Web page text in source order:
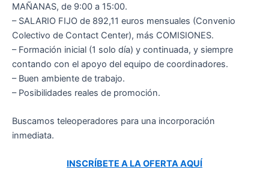
MAÑANAS, de 9:00 a 15:00.
– SALARIO FIJO de 892,11 euros mensuales (Convenio
Colectivo de Contact Center), más COMISIONES.
– Formación inicial (1 solo día) y continuada, y siempre
contando con el apoyo del equipo de coordinadores.
– Buen ambiente de trabajo.
– Posibilidades reales de promoción.
Buscamos teleoperadores para una incorporación
inmediata.
INSCRÍBETE A LA OFERTA AQUÍ